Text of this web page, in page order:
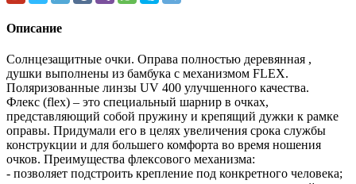
Описание
Солнцезащитные очки. Оправа полностью деревянная ,
душки выполнены из бамбука с механизмом FLEX.
Поляризованные линзы UV 400 улучшенного качества.
Флекс (flex) – это специальный шарнир в очках,
представляющий собой пружину и крепящий дужки к рамке
оправы. Придумали его в целях увеличения срока службы
конструкции и для большего комфорта во время ношения
очков. Преимущества флексового механизма:
- позволяет подстроить крепление под конкретного человека;